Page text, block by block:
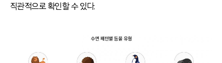
직관적으로 확인할 수 있다.